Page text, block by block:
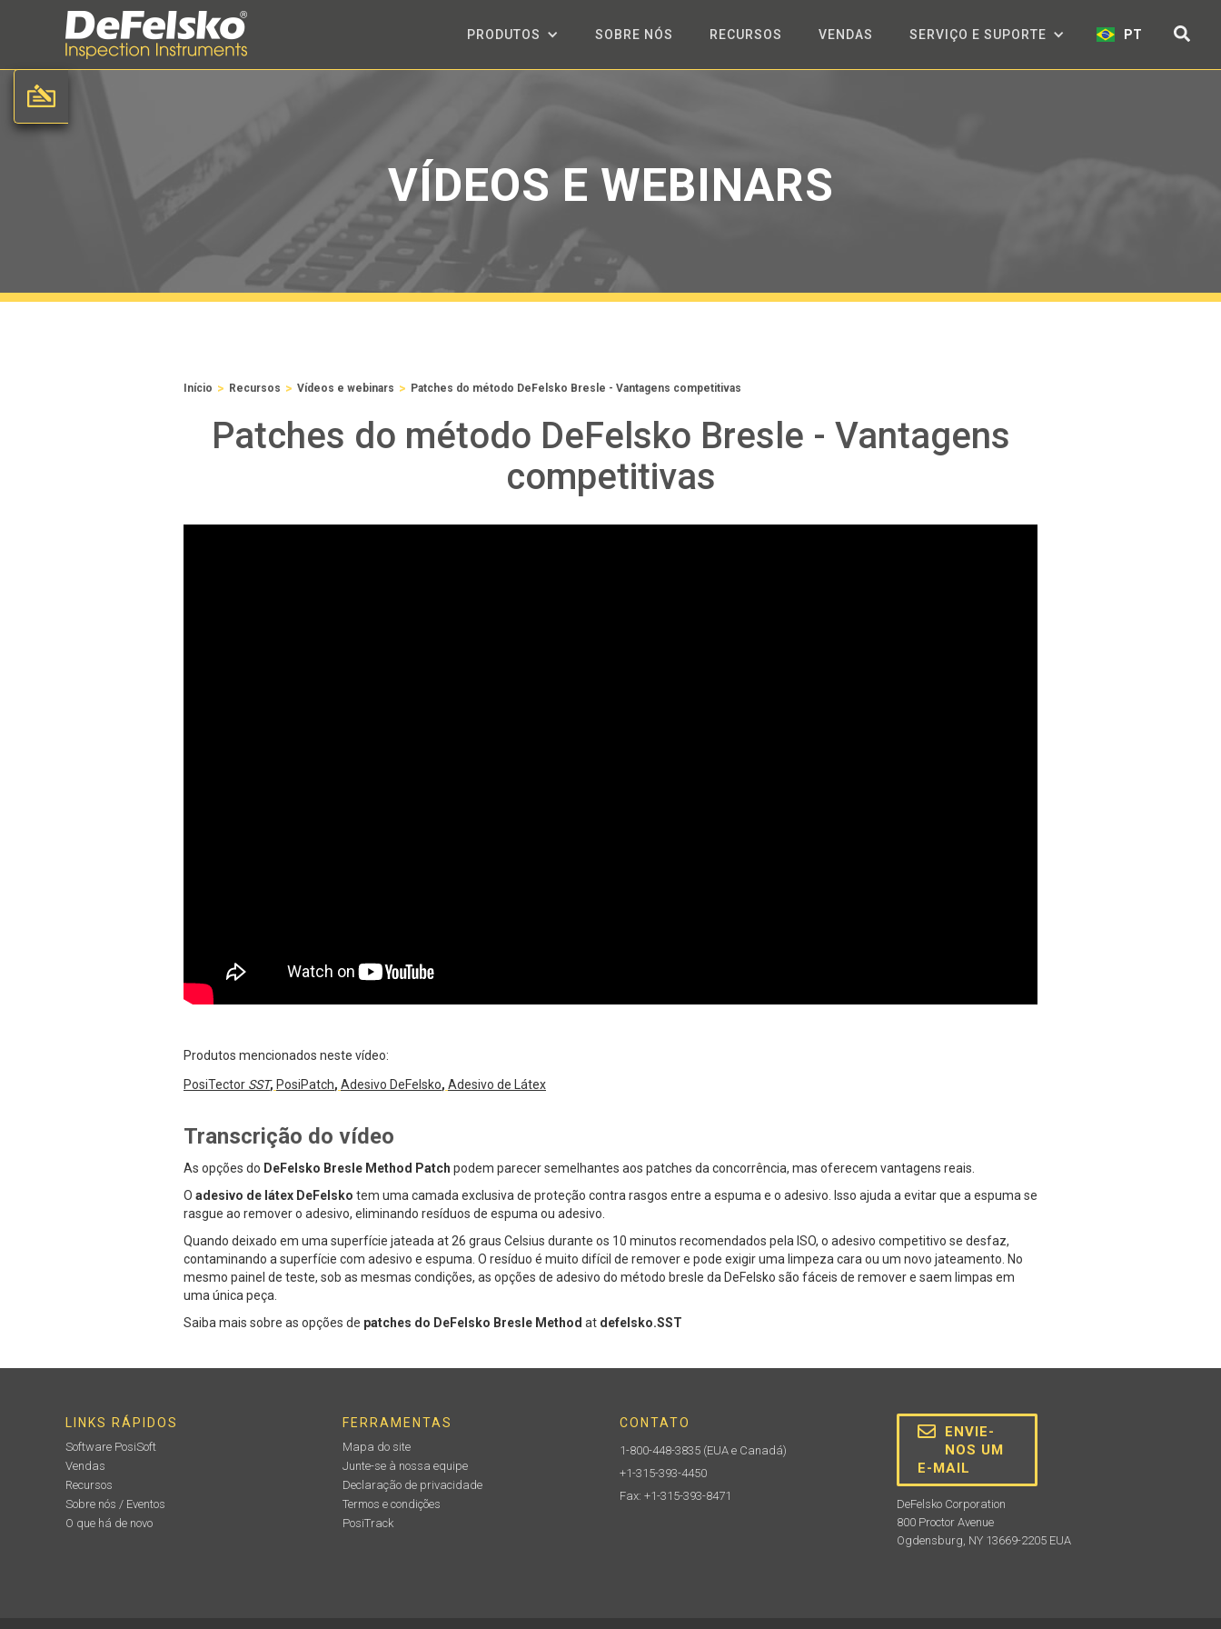
PRODUTOS SOBRE NÓS RECURSOS VENDAS SERVIÇO E SUPORTE PT
VÍDEOS E WEBINARS
Início > Recursos > Vídeos e webinars > Patches do método DeFelsko Bresle - Vantagens competitivas
Patches do método DeFelsko Bresle - Vantagens
competitivas
Produtos mencionados neste vídeo:
PosiTector SST, PosiPatch, Adesivo DeFelsko, Adesivo de Látex
Transcrição do vídeo
As opções do DeFelsko Bresle Method Patch podem parecer semelhantes aos patches da concorrência, mas oferecem vantagens reais.
O adesivo de látex DeFelsko tem uma camada exclusiva de proteção contra rasgos entre a espuma e o adesivo. Isso ajuda a evitar que a espuma se
rasgue ao remover o adesivo, eliminando resíduos de espuma ou adesivo.
Quando deixado em uma superfície jateada at 26 graus Celsius durante os 10 minutos recomendados pela ISO, o adesivo competitivo se desfaz,
contaminando a superfície com adesivo e espuma. O resíduo é muito difícil de remover e pode exigir uma limpeza cara ou um novo jateamento. No
mesmo painel de teste, sob as mesmas condições, as opções de adesivo do método bresle da DeFelsko são fáceis de remover e saem limpas em
uma única peça.
Saiba mais sobre as opções de patches do DeFelsko Bresle Method at defelsko.SST
LINKS RÁPIDOS
Software PosiSoft
Vendas
Recursos
Sobre nós / Eventos
O que há de novo
FERRAMENTAS
Mapa do site
Junte-se à nossa equipe
Declaração de privacidade
Termos e condições
PosiTrack
CONTATO
1-800-448-3835 (EUA e Canadá)
+1-315-393-4450
Fax: +1-315-393-8471
ENVIE-
NOS UM
E-MAIL
DeFelsko Corporation
800 Proctor Avenue
Ogdensburg, NY 13669-2205 EUA